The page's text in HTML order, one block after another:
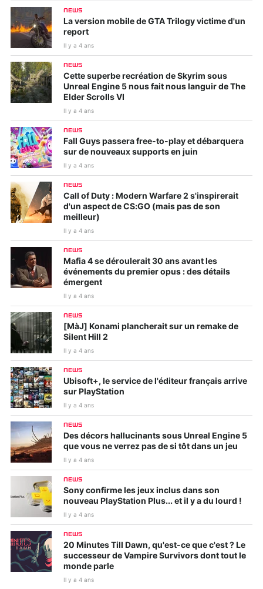
NEWS
La version mobile de GTA Trilogy victime d'un
report
Il y a 4 ans
NEWS
Cette superbe recréation de Skyrim sous
Unreal Engine 5 nous fait nous languir de The
Elder Scrolls VI
Il y a 4 ans
NEWS
Fall Guys passera free-to-play et débarquera
sur de nouveaux supports en juin
Il y a 4 ans
NEWS
Call of Duty : Modern Warfare 2 s'inspirerait
d'un aspect de CS:GO (mais pas de son
meilleur)
Il y a 4 ans
NEWS
Mafia 4 se déroulerait 30 ans avant les
événements du premier opus : des détails
émergent
Il y a 4 ans
NEWS
[MàJ] Konami plancherait sur un remake de
Silent Hill 2
Il y a 4 ans
NEWS
Ubisoft+, le service de l'éditeur français arrive
sur PlayStation
Il y a 4 ans
NEWS
Des décors hallucinants sous Unreal Engine 5
que vous ne verrez pas de si tôt dans un jeu
Il y a 4 ans
NEWS
Sony confirme les jeux inclus dans son
nouveau PlayStation Plus... et il y a du lourd !
Il y a 4 ans
NEWS
20 Minutes Till Dawn, qu'est-ce que c'est ? Le
successeur de Vampire Survivors dont tout le
monde parle
Il y a 4 ans